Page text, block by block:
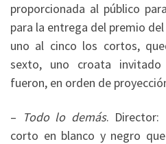
proporcionada al público
para la entrega del premio
uno al cinco los cortos,
sexto, uno croata
fueron, en orden de
– Todo lo demás. Director:
corto en blanco y negro